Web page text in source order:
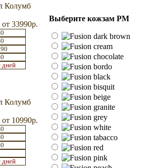
33990р.
дней
10990р.
дней
Выберите кожзам РМ